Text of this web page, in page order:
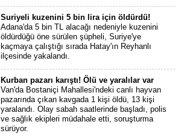
Suriyeli kuzenini 5 bin lira için öldürdü!
Adana'da 5 bin TL alacağı nedeniyle kuzenini
öldürdüğü öne sürülen şüpheli, Suriye'ye
kaçmaya çalıştığı sırada Hatay'ın Reyhanlı
ilçesinde yakalandı.
Kurban pazarı karıştı! Ölü ve yaralılar var
Van'da Bostaniçi Mahallesi'ndeki canlı hayvan
pazarında çıkan kavgada 1 kişi öldü, 13 kişi
yaralandı. Olay sabah saatlerinde başladı, polis
ve sağlık ekipleri müdahale etti, soruşturma
sürüyor.